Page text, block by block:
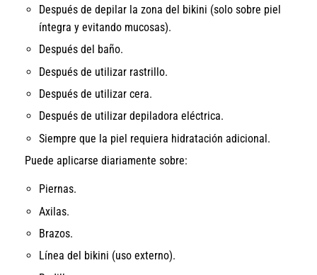
Después de depilar la zona del bikini (solo sobre piel
íntegra y evitando mucosas).
Después del baño.
Después de utilizar rastrillo.
Después de utilizar cera.
Después de utilizar depiladora eléctrica.
Siempre que la piel requiera hidratación adicional.
Puede aplicarse diariamente sobre:
Piernas.
Axilas.
Brazos.
Línea del bikini (uso externo).